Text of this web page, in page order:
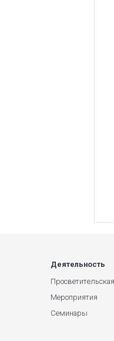
Деятельность
Просветительская
Мероприятия
Семинары